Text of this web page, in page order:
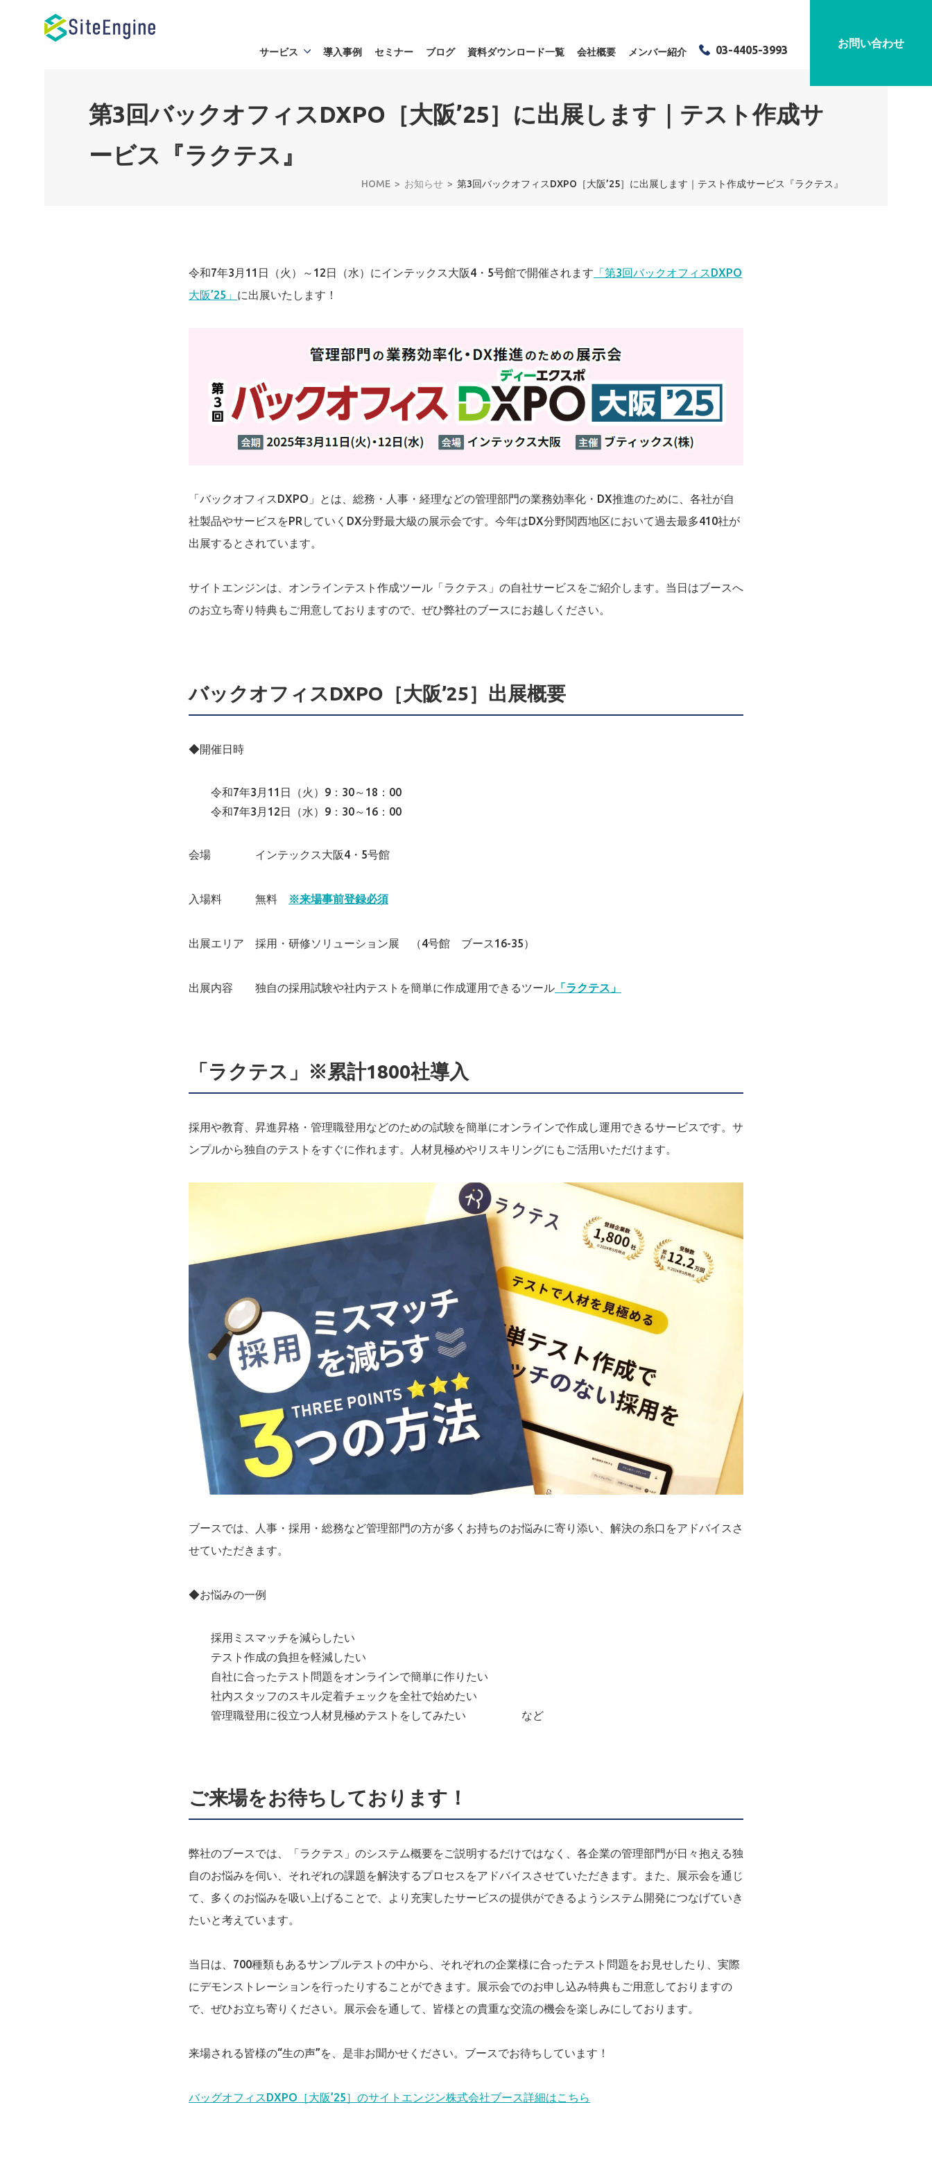
サービス 導入事例 セミナー ブログ 資料ダウンロード一覧 会社概要 メンバー紹介 03-4405-3993
お問い合わせ
第3回バックオフィスDXPO［大阪’25］に出展します｜テスト作成サ
ービス『ラクテス』
HOME お知らせ 第3回バックオフィスDXPO［大阪’25］に出展します｜テスト作成サービス『ラクテス』
令和7年3月11日（火）～12日（水）にインテックス大阪4・5号館で開催されます 「第3回バックオフィ スDXPO
大阪’25」 に出展いたします！
「バックオフィスDXPO」とは、総務・人事・経理などの管理部門の業務効率化・DX推進のために、各社が自
社製品やサービスをPRしていくDX分野最大級の展示会です。今年はDX分野関西地区において過去最多410社が
出展するとされています。
サイトエンジンは、オンラインテスト作成ツール「ラクテス」の自社サービスをご紹介します。当日はブースへ
のお立ち寄り特典もご用意しておりますので、ぜひ弊社のブースにお越しください。
バックオフィスDXPO［大阪’25］出展概要
◆開催日時
令和7年3月11日（火）9：30～18：00
令和7年3月12日（水）9：30～16：00
会場 インテックス大阪4・5号館
入場料 無料 ※来場事前登録必須
出展エリア 採用・研修ソリューション展 （4号館 ブース16-35）
出展内容 独自の採用試験や社内テストを簡単に作成運用できるツール 「ラクテス」
「ラクテス」※累計1800社導入
採用や教育、昇進昇格・管理職登用などのための試験を簡単にオンラインで作成し運用できるサービスです。サ
ンプルから独自のテストをすぐに作れます。人材見極めやリスキリングにもご活用いただけます。
ブースでは、人事・採用・総務など管理部門の方が多くお持ちのお悩みに寄り添い、解決の糸口をアドバイスさ
せていただきます。
◆お悩みの一例
採用ミスマッチを減らしたい
テスト作成の負担を軽減したい
自社に合ったテスト問題をオンラインで簡単に作りたい
社内スタッフのスキル定着チェックを全社で始めたい
管理職登用に役立つ人材見極めテストをしてみたい など
ご来場をお待ちしております！
弊社のブースでは、「ラクテス」のシステム概要をご説明するだけではなく、各企業の管理部門が日々抱える独
自のお悩みを伺い、それぞれの課題を解決するプロセスをアドバイスさせていただきます。また、展示会を通じ
て、多くのお悩みを吸い上げることで、より充実したサービスの提供ができるようシステム開発につなげていき
たいと考えています。
当日は、700種類もあるサンプルテストの中から、それぞれの企業様に合ったテスト問題をお見せしたり、実際
にデモンストレーションを行ったりすることができます。展示会でのお申し込み特典もご用意しておりますの
で、ぜひお立ち寄りください。展示会を通して、皆様との貴重な交流の機会を楽しみにしております。
来場される皆様の“生の声”を、是非お聞かせください。ブースでお待ちしています！
バッグオフィスDXPO［大阪’25］のサイトエンジン株式会社ブース詳細はこちら